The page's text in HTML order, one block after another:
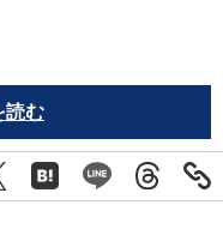
読む